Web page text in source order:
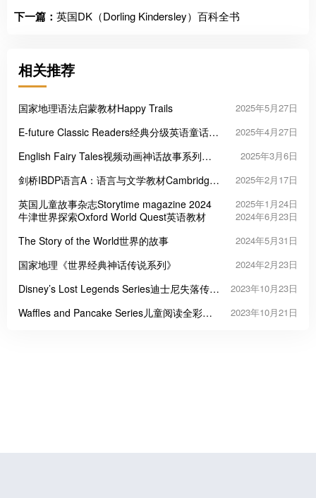
下一篇： 英国DK（Dorling Kindersley）百科全书
相关推荐
国家地理语法启蒙教材Happy Trails 2025年5月27日
E-future Classic Readers经典分级英语童话动
2025年4月27日
English Fairy Tales视频动画神话故事系列全
2025年3月6日
剑桥IBDP语言A：语言与文学教材Cambridge
Diploma
2025年2月17日
英国儿童故事杂志Storytime magazine 2024 2025年1月24日
牛津世界探索Oxford World Quest英语教材 2024年6月23日
The Story of the World世界的故事 2024年5月31日
国家地理《世界经典神话传说系列》 2024年2月23日
Disney’s Lost Legends Series迪士尼失落传奇
2023年10月23日
Waffles and Pancake Series儿童阅读全彩英
2023年10月21日